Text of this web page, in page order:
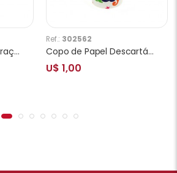
Balão para Festas Coraçâo Irregular Verde
Ref.: 302562
Copo de Papel Descartável para Festa Estrela 10 Unidades
U$ 1,00